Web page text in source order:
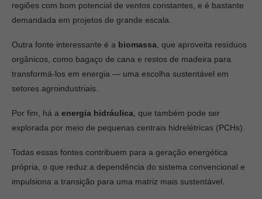
regiões com bom potencial de ventos constantes, e é bastante
demandada em projetos de grande escala.
Outra fonte interessante é a biomassa , que aproveita resíduos
orgânicos, como bagaço de cana e restos de madeira para
transformá-los em energia — uma escolha sustentável em
setores agroindustriais.
Por fim, há a energia hidráulica , que também pode ser
explorada por meio de pequenas centrais hidrelétricas (PCHs).
Todas essas fontes contribuem para a geração energética
própria, o que reduz a dependência do sistema convencional e
impulsiona a transição para uma matriz mais sustentável.